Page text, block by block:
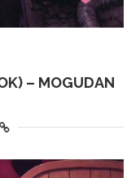
– MOGUDAN